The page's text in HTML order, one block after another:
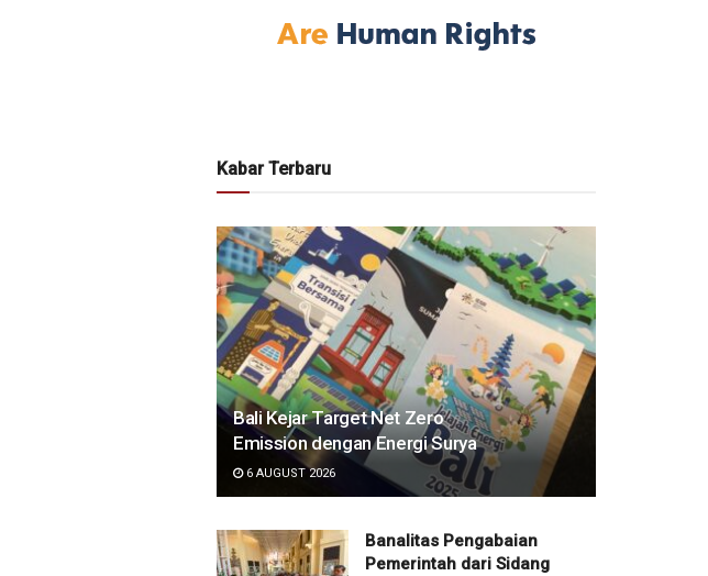
Kabar Terbaru
Bali Kejar Target Net Zero
Emission dengan Energi Surya
6 AUGUST 2026
Banalitas Pengabaian
Pemerintah dari Sidang